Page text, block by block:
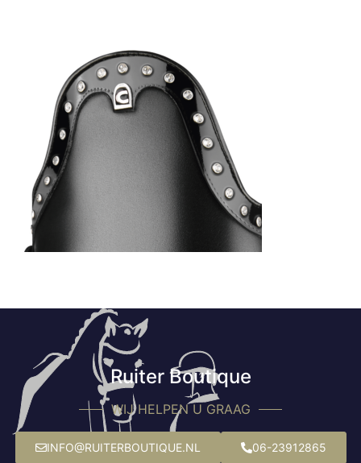
Ruiter Boutique
WIJ HELPEN U GRAAG
INFO@RUITERBOUTIQUE.NL 06-23912865